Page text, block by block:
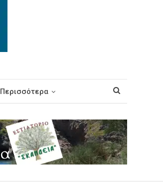
Περισσότερα